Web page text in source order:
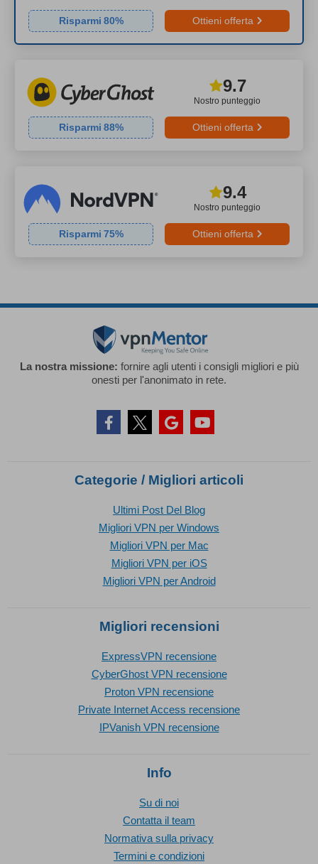
Risparmi 80% Ottieni offerta
Nostro punteggio
9.7
Risparmi 88% Ottieni offerta
Nostro punteggio
9.4
Risparmi 75% Ottieni offerta
La nostra missione: fornire agli utenti i consigli migliori e più
onesti per l'anonimato in rete.
Categorie / Migliori articoli
Ultimi Post Del Blog
Migliori VPN per Windows
Migliori VPN per Mac
Migliori VPN per iOS
Migliori VPN per Android
Migliori recensioni
ExpressVPN recensione
CyberGhost VPN recensione
Proton VPN recensione
Private Internet Access recensione
IPVanish VPN recensione
Info
Su di noi
Contatta il team
Normativa sulla privacy
Termini e condizioni